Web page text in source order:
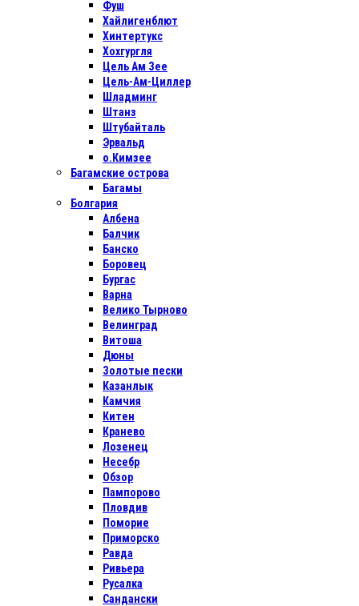
Фуш
Хайлигенблют
Хинтертукс
Хохгургля
Цель Ам Зее
Цель-Ам-Циллер
Шладминг
Штанз
Штубайталь
Эрвальд
о.Кимзее
Багамские острова
Багамы
Болгария
Албена
Балчик
Банско
Боровец
Бургас
Варна
Велико Тырново
Велинград
Витоша
Дюны
Золотые пески
Казанлык
Камчия
Китен
Кранево
Лозенец
Несебр
Обзор
Пампорово
Пловдив
Поморие
Приморско
Равда
Ривьера
Русалка
Сандански